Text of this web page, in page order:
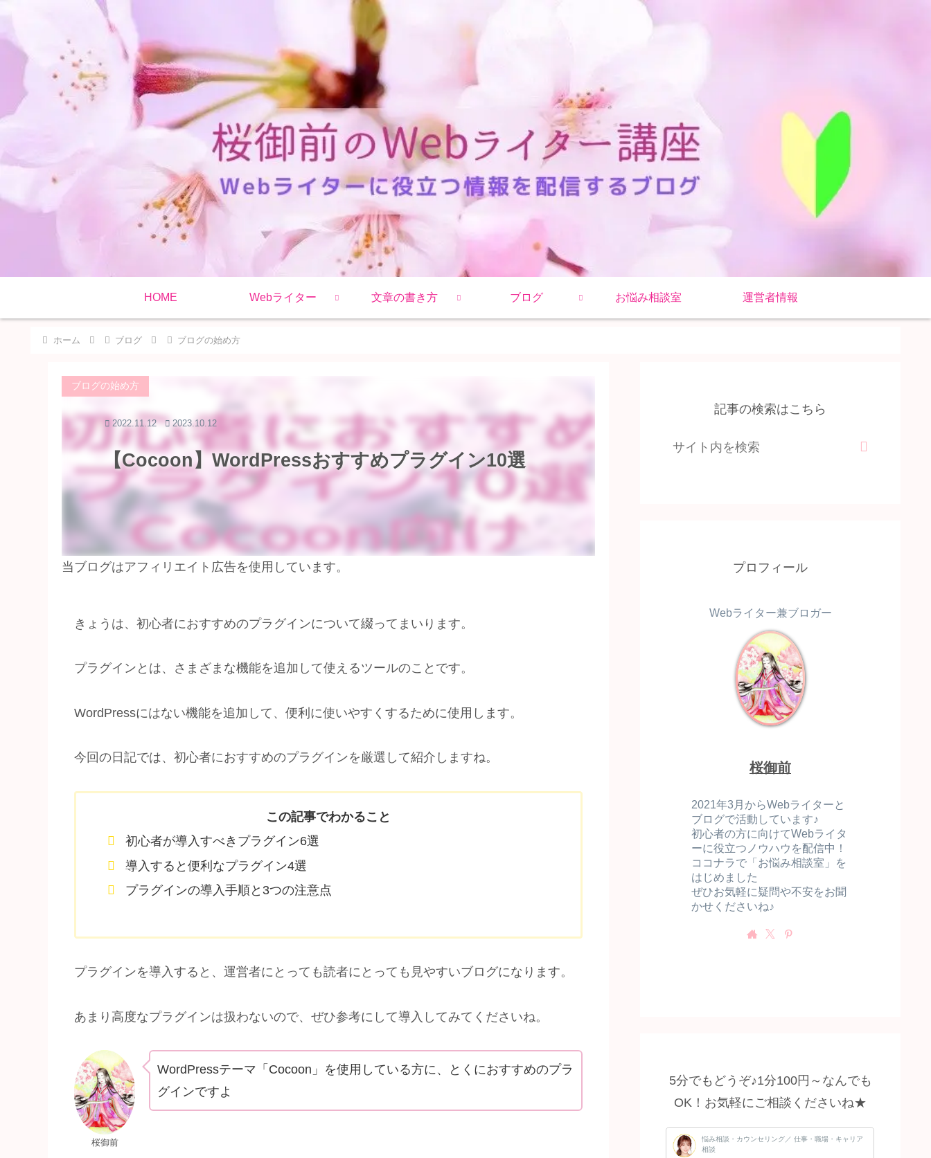
HOME Webライター 文章の書き方 ブログ お悩み相談室 運営者情報
ホーム ブログ ブログの始め方
【Cocoon】WordPressおすすめプラグイン10選
ブログの始め方
2022.11.12 2023.10.12
当ブログはアフィリエイト広告を使用しています。
きょうは、初心者におすすめのプラグインについて綴ってまいります。
プラグインとは、さまざまな機能を追加して使えるツールのことです。
WordPressにはない機能を追加して、便利に使いやすくするために使用します。
今回の日記では、初心者におすすめのプラグインを厳選して紹介しますね。
この記事でわかること
初心者が導入すべきプラグイン6選
導入すると便利なプラグイン4選
プラグインの導入手順と3つの注意点
プラグインを導入すると、運営者にとっても読者にとっても見やすいブログになります。
あまり高度なプラグインは扱わないので、ぜひ参考にして導入してみてくださいね。
桜御前
WordPressテーマ「Cocoon」を使用している方に、とくにおすすめのプラ
グインですよ
記事の検索はこちら
プロフィール
Webライター兼ブロガー
桜御前
2021年3月からWebライターと
ブログで活動しています♪
初心者の方に向けてWebライタ
ーに役立つノウハウを配信中！
ココナラで「お悩み相談室」を
はじめました
ぜひお気軽に疑問や不安をお聞
かせくださいね♪
5分でもどうぞ♪1分100円～なんでも
OK！お気軽にご相談くださいね★